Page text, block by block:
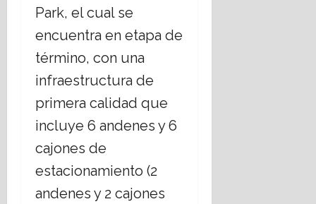
Park, el cual se
encuentra en etapa de
término, con una
infraestructura de
primera calidad que
incluye 6 andenes y 6
cajones de
estacionamiento (2
andenes y 2 cajones